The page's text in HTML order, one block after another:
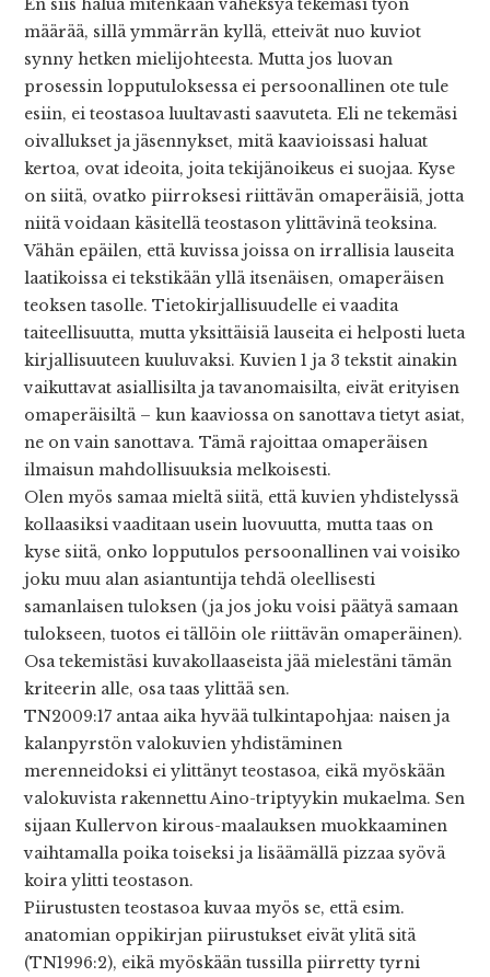
määrää, sillä ymmärrän kyllä, etteivät nuo kuviot
synny hetken mielijohteesta. Mutta jos luovan
prosessin lopputuloksessa ei persoonallinen ote tule
esiin, ei teostasoa luultavasti saavuteta. Eli ne tekemäsi
oivallukset ja jäsennykset, mitä kaavioissasi haluat
kertoa, ovat ideoita, joita tekijänoikeus ei suojaa. Kyse
on siitä, ovatko piirroksesi riittävän omaperäisiä, jotta
niitä voidaan käsitellä teostason ylittävinä teoksina.
Vähän epäilen, että kuvissa joissa on irrallisia lauseita
laatikoissa ei tekstikään yllä itsenäisen, omaperäisen
teoksen tasolle. Tietokirjallisuudelle ei vaadita
taiteellisuutta, mutta yksittäisiä lauseita ei helposti lueta
kirjallisuuteen kuuluvaksi. Kuvien 1 ja 3 tekstit ainakin
vaikuttavat asiallisilta ja tavanomaisilta, eivät erityisen
omaperäisiltä – kun kaaviossa on sanottava tietyt asiat,
ne on vain sanottava. Tämä rajoittaa omaperäisen
ilmaisun mahdollisuuksia melkoisesti.
Olen myös samaa mieltä siitä, että kuvien yhdistelyssä
kollaasiksi vaaditaan usein luovuutta, mutta taas on
kyse siitä, onko lopputulos persoonallinen vai voisiko
joku muu alan asiantuntija tehdä oleellisesti
samanlaisen tuloksen (ja jos joku voisi päätyä samaan
tulokseen, tuotos ei tällöin ole riittävän omaperäinen).
Osa tekemistäsi kuvakollaaseista jää mielestäni tämän
kriteerin alle, osa taas ylittää sen.
TN2009:17 antaa aika hyvää tulkintapohjaa: naisen ja
kalanpyrstön valokuvien yhdistäminen
merenneidoksi ei ylittänyt teostasoa, eikä myöskään
valokuvista rakennettu Aino-triptyykin mukaelma. Sen
sijaan Kullervon kirous-maalauksen muokkaaminen
vaihtamalla poika toiseksi ja lisäämällä pizzaa syövä
koira ylitti teostason.
Piirustusten teostasoa kuvaa myös se, että esim.
anatomian oppikirjan piirustukset eivät ylitä sitä
(TN1996:2), eikä myöskään tussilla piirretty tyrni